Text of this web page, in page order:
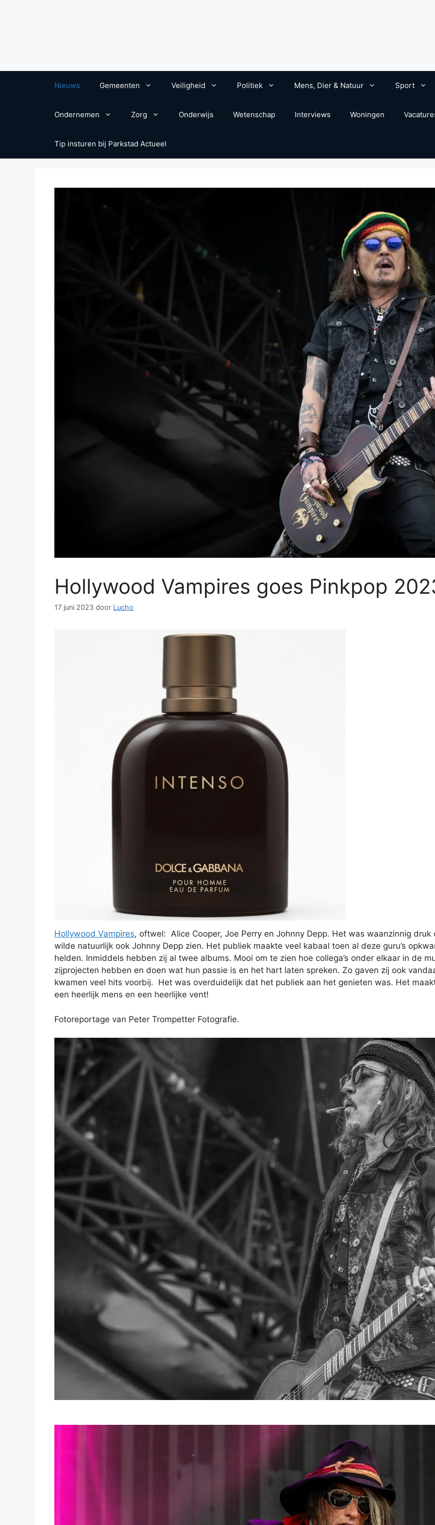
Nieuws Gemeenten Veiligheid Politiek Mens, Dier & Natuur Sport
Ondernemen Zorg Onderwijs Wetenschap Interviews Woningen
Tip insturen bij Parkstad Actueel
Hollywood Vampires goes Pinkpop
17 juni 2023 door Lucho
Hollywood Vampires, oftwel: Alice Cooper, Joe Perry en Johnny Depp. Het was waanzinnig
wilde natuurlijk ook Johnny Depp zien. Het publiek maakte veel kabaal toen al deze guru’s
helden. Inmiddels hebben zij al twee albums. Mooi om te zien hoe collega’s onder elkaar in de
zijprojecten hebben en doen wat hun passie is en het hart laten spreken. Zo gaven zij ook
kwamen veel hits voorbij. Het was overduidelijk dat het publiek aan het genieten was. Het
een heerlijk mens en een heerlijke vent!
Fotoreportage van Peter Trompetter Fotografie.